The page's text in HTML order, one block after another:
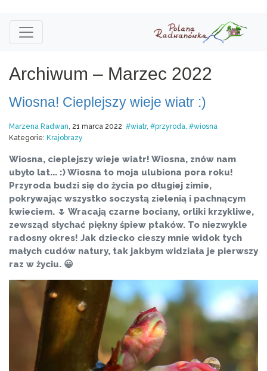
Archiwum – Marzec 2022
Wiosna! Cieplejszy wieje wiatr :)
Marzena Radwan, 21 marca 2022 wiatr przyroda
wiosna
Kategorie: Krajobrazy
Wiosna, cieplejszy wieje wiatr! Wiosna, znów nam
ubyło lat... :) Wiosna to moja ulubiona pora roku!
Przyroda budzi się do życia po długiej zimie,
pokrywając wszystko soczystą zielenią i pachnącym
kwieciem. 🌷 Wracają czarne bociany, orliki krzykliwe,
zewsząd słychać piękny śpiew ptaków. To niezwykle
radosny okres! Jak dziecko cieszy mnie widok tych
małych cudów natury, tak jakbym widziała je pierwszy
raz w życiu. 😀